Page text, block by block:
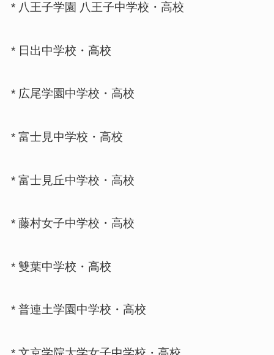
* 八王子学園 八王子中学校・高校
* 日出中学校・高校
* 広尾学園中学校・高校
* 富士見中学校・高校
* 富士見丘中学校・高校
* 藤村女子中学校・高校
* 雙葉中学校・高校
* 普連土学園中学校・高校